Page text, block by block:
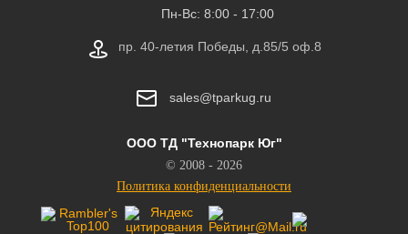
ООО ТД "Технопарк Юг"
© 2008 - 2026
Политика конфиденциальности
Пн-Вс: 8:00 - 17:00
пр. 40-летия Победы, д.85/5 оф.8
sales@tparkug.ru